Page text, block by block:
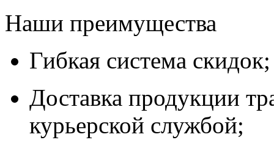
Наши преимущества
Гибкая система скидок;
Доставка продукции
курьерской службой;